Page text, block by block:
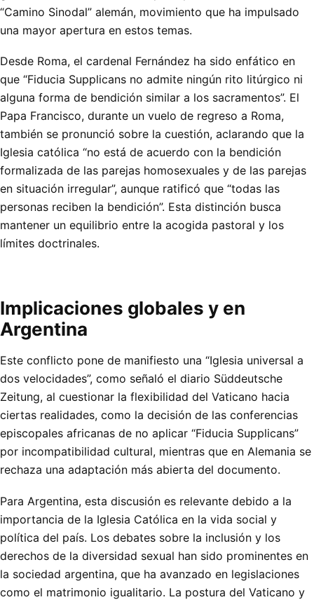
“Camino Sinodal” alemán, movimiento que ha impulsado
una mayor apertura en estos temas.
Desde Roma, el cardenal Fernández ha sido enfático en
que “Fiducia Supplicans no admite ningún rito litúrgico ni
alguna forma de bendición similar a los sacramentos”. El
Papa Francisco, durante un vuelo de regreso a Roma,
también se pronunció sobre la cuestión, aclarando que la
Iglesia católica “no está de acuerdo con la bendición
formalizada de las parejas homosexuales y de las parejas
en situación irregular”, aunque ratificó que “todas las
personas reciben la bendición”. Esta distinción busca
mantener un equilibrio entre la acogida pastoral y los
límites doctrinales.
Implicaciones globales y en
Argentina
Este conflicto pone de manifiesto una “Iglesia universal a
dos velocidades”, como señaló el diario Süddeutsche
Zeitung, al cuestionar la flexibilidad del Vaticano hacia
ciertas realidades, como la decisión de las conferencias
episcopales africanas de no aplicar “Fiducia Supplicans”
por incompatibilidad cultural, mientras que en Alemania se
rechaza una adaptación más abierta del documento.
Para Argentina, esta discusión es relevante debido a la
importancia de la Iglesia Católica en la vida social y
política del país. Los debates sobre la inclusión y los
derechos de la diversidad sexual han sido prominentes en
la sociedad argentina, que ha avanzado en legislaciones
como el matrimonio igualitario. La postura del Vaticano y